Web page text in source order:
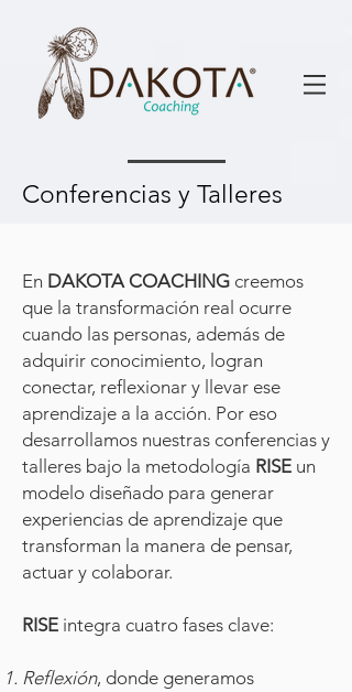
Conferencias y Talleres
En DAKOTA COACHING creemos
que la transformación real ocurre
cuando las personas, además de
adquirir conocimiento, logran
conectar, reflexionar y llevar ese
aprendizaje a la acción. Por eso
desarrollamos nuestras conferencias y
talleres bajo la metodología RISE un
modelo diseñado para generar
experiencias de aprendizaje que
transforman la manera de pensar,
actuar y colaborar.
RISE integra cuatro fases clave:
Reflexión, donde generamos